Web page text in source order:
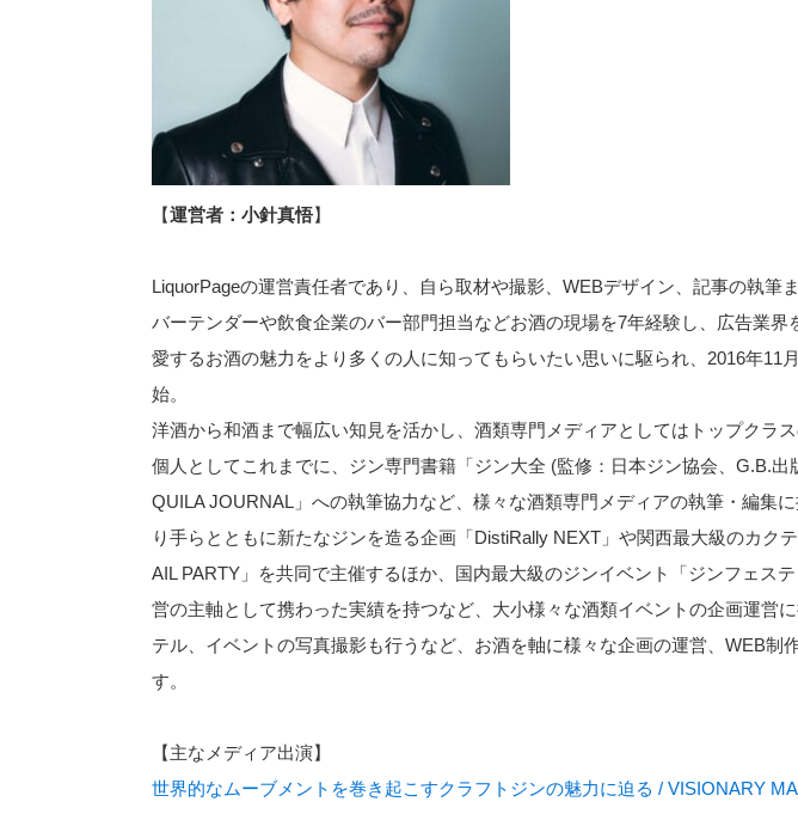
【運営者：小針真悟】
LiquorPageの運営責任者であり、自ら取材や撮影、WEBデザイン、記事の執筆ま
バーテンダーや飲食企業のバー部門担当などお酒の現場を7年経験し、広告業界
愛するお酒の魅力をより多くの人に知ってもらいたい思いに駆られ、2016年11
始。
洋酒から和酒まで幅広い知見を活かし、酒類専門メディアとしてはトップクラス
個人としてこれまでに、ジン専門書籍「ジン大全 (監修：日本ジン協会、G.B.出
QUILA JOURNAL」への執筆協力など、様々な酒類専門メディアの執筆・編集
り手らとともに新たなジンを造る企画「DistiRally NEXT」や関西最大級のカク
AIL PARTY」を共同で主催するほか、国内最大級のジンイベント「ジンフェス
営の主軸として携わった実績を持つなど、大小様々な酒類イベントの企画運営
テル、イベントの写真撮影も行うなど、お酒を軸に様々な企画の運営、WEB制
す。
【主なメディア出演】
世界的なムーブメントを巻き起こすクラフトジンの魅力に迫る / VISIONARY